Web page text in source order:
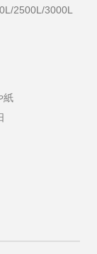
2500L/3000L
紙